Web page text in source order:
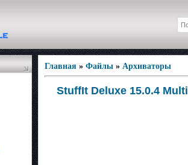
Главная » Файлы » Архиваторы
StuffIt Deluxe 15.0.4 Multi